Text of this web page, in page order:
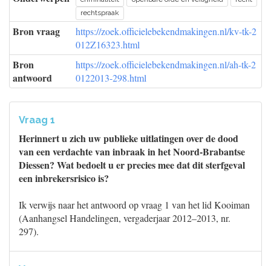
rechtspraak
Bron vraag
https://zoek.officielebekendmakingen.nl/kv-tk-2
012Z16323.html
Bron
antwoord
https://zoek.officielebekendmakingen.nl/ah-tk-2
0122013-298.html
Vraag 1
Herinnert u zich uw publieke uitlatingen over de dood
van een verdachte van inbraak in het Noord-Brabantse
Diessen? Wat bedoelt u er precies mee dat dit sterfgeval
een inbrekersrisico is?
Ik verwijs naar het antwoord op vraag 1 van het lid Kooiman
(Aanhangsel Handelingen, vergaderjaar 2012–2013, nr.
297).